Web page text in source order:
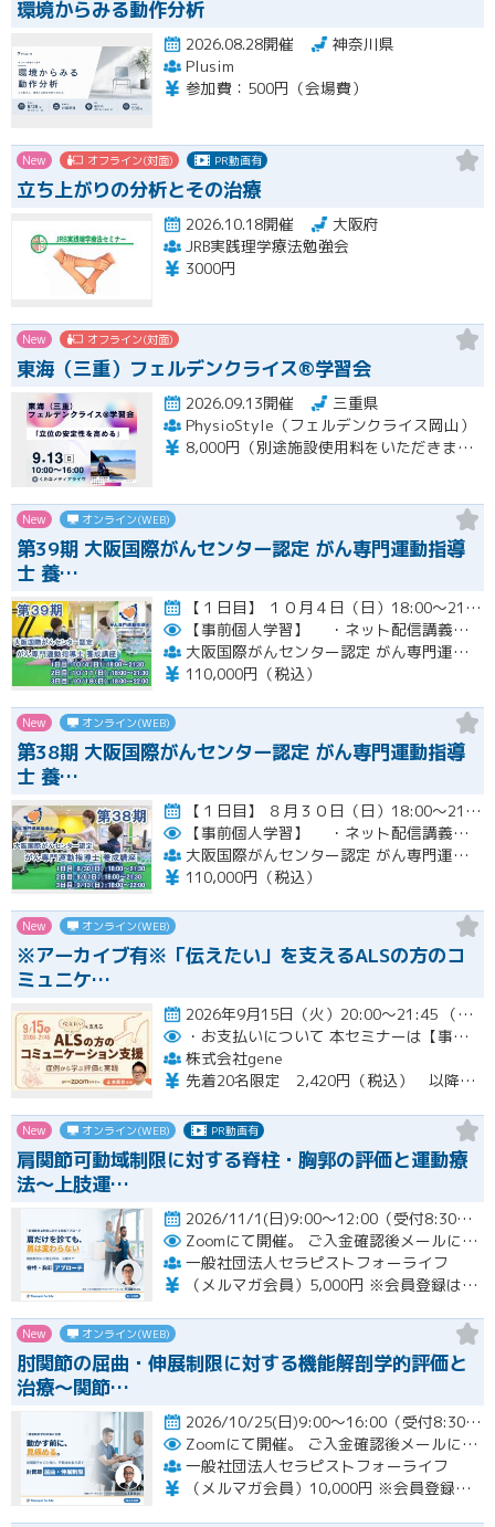
環境からみる動作分析
2026.08.28開催
神奈川県
Plusim
参加費：500円（会場費）
New オフライン(対面) PR動画有
立ち上がりの分析とその治療
2026.10.18開催
大阪府
JRB実践理学療法勉強会
3000円
New オフライン(対面)
東海（三重）フェルデンクライス®学習会
2026.09.13開催
三重県
PhysioStyle（フェルデンクライス岡山）
8,000円（別途施設使用料をいただきます）
New オンライン(WEB)
第39期 大阪国際がんセンター認定 がん専門運動指導
士 養…
【１日目】 １０月４日（日）18:00～21:30 ［ 集合学習の内容 ］ ① 開講式 ② カウンセリングの実…開催
【事前個人学習】
・ネット配信講義の動画ＵＲＬをお知らせします。
大阪国際がんセンター認定 がん専門運動指導士 事務局
110,000円（税込）
New オンライン(WEB)
第38期 大阪国際がんセンター認定 がん専門運動指導
士 養…
【１日目】 ８月３０日（日）18:00～21:30 ［ 集合学習の内容 ］ ① 開講式 ② カウンセリングの実…開催
【事前個人学習】
・ネット配信講義の動画ＵＲＬをお知らせします。
大阪国際がんセンター認定 がん専門運動指導士 事務局
110,000円（税込）
New オンライン(WEB)
※アーカイブ有※「伝えたい」を支えるALSの方のコ
ミュニケ…
2026年9月15日（火）20:00～21:45 （受付開始時間 19:45）開催
・お支払いについて 本セミナーは【事前支払い（クレジットカード・銀行振込）】です。
株式会社gene
先着20名限定 2,420円（税込） 以降3,000円（税込） ※お支払い方法：クレジットカード・銀行振込 【キャンセルについて】 決済後はいかなる理由でも返金はいたしませんのでご了承ください。 受講料をお支払いいただいた方には、後日アーカイブの視聴URLをお送りいたします。
New オンライン(WEB) PR動画有
肩関節可動域制限に対する脊柱・胸郭の評価と運動療
法〜上肢運…
2026/11/1(日)9:00～12:00（受付8:30～）開催
Zoomにて開催。
ご入金確認後メールにてURLをお知らせいたします。
一般社団法人セラピストフォーライフ
（メルマガ会員）5,000円 ※会員登録はホームページより無料で行って頂けます。 会員限定特典あり！
New オンライン(WEB)
肘関節の屈曲・伸展制限に対する機能解剖学的評価と
治療～関節…
2026/10/25(日)9:00～16:00（受付8:30～） （※途中、１時間のお昼休憩あり）開催
Zoomにて開催。
ご入金確認後メールにてURLをお知らせいたします。
一般社団法人セラピストフォーライフ
（メルマガ会員）10,000円 ※会員登録はホームページより無料で行って頂けます。 会員限定特典あり！